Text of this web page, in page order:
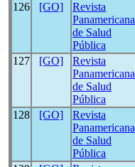
126 [GO]
Revista
Panamericana
de Salud
Pública
127 [GO]
Revista
Panamericana
de Salud
Pública
128 [GO]
Revista
Panamericana
de Salud
Pública